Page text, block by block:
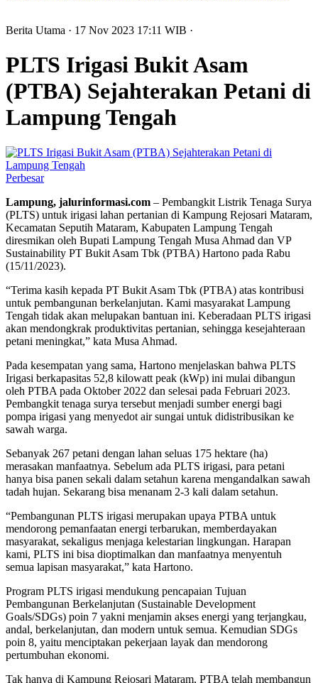
Berita Utama · 17 Nov 2023 17:11 WIB ·
PLTS Irigasi Bukit Asam
(PTBA) Sejahterakan Petani di
Lampung Tengah
Perbesar
Lampung, jalurinformasi.com – Pembangkit Listrik Tenaga Surya
(PLTS) untuk irigasi lahan pertanian di Kampung Rejosari Mataram,
Kecamatan Seputih Mataram, Kabupaten Lampung Tengah
diresmikan oleh Bupati Lampung Tengah Musa Ahmad dan VP
Sustainability PT Bukit Asam Tbk (PTBA) Hartono pada Rabu
(15/11/2023).
“Terima kasih kepada PT Bukit Asam Tbk (PTBA) atas kontribusi
untuk pembangunan berkelanjutan. Kami masyarakat Lampung
Tengah tidak akan melupakan bantuan ini. Keberadaan PLTS irigasi
akan mendongkrak produktivitas pertanian, sehingga kesejahteraan
petani meningkat,” kata Musa Ahmad.
Pada kesempatan yang sama, Hartono menjelaskan bahwa PLTS
Irigasi berkapasitas 52,8 kilowatt peak (kWp) ini mulai dibangun
oleh PTBA pada Oktober 2022 dan selesai pada Februari 2023.
Pembangkit tenaga surya tersebut menjadi sumber energi bagi
pompa irigasi yang menyedot air sungai untuk didistribusikan ke
sawah warga.
Sebanyak 267 petani dengan lahan seluas 175 hektare (ha)
merasakan manfaatnya. Sebelum ada PLTS irigasi, para petani
hanya bisa panen sekali dalam setahun karena mengandalkan sawah
tadah hujan. Sekarang bisa menanam 2-3 kali dalam setahun.
“Pembangunan PLTS irigasi merupakan upaya PTBA untuk
mendorong pemanfaatan energi terbarukan, memberdayakan
masyarakat, sekaligus menjaga kelestarian lingkungan. Harapan
kami, PLTS ini bisa dioptimalkan dan manfaatnya menyentuh
semua lapisan masyarakat,” kata Hartono.
Program PLTS irigasi mendukung pencapaian Tujuan
Pembangunan Berkelanjutan (Sustainable Development
Goals/SDGs) poin 7 yakni menjamin akses energi yang terjangkau,
andal, berkelanjutan, dan modern untuk semua. Kemudian SDGs
poin 8, yaitu menciptakan pekerjaan layak dan mendorong
pertumbuhan ekonomi.
Tak hanya di Kampung Rejosari Mataram, PTBA telah membangun